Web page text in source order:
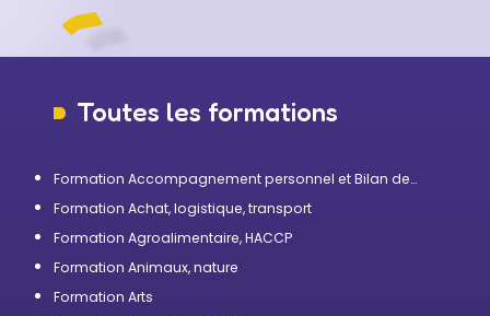
Toutes les formations
Formation Accompagnement personnel et Bilan de
Formation Achat, logistique, transport
Formation Agroalimentaire, HACCP
Formation Animaux, nature
Formation Arts